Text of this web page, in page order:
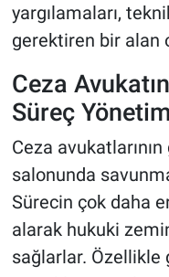
yargılamaları,
gerektiren bir alan
Ceza
Süreç
Ceza
salonunda
Sürecin çok daha
alarak hukuki
sağlarlar. Özellikle